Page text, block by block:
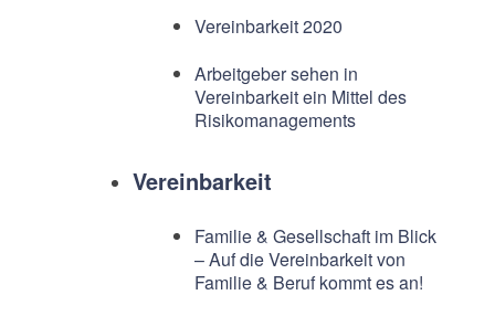
Vereinbarkeit 2020
Arbeitgeber sehen in
Vereinbarkeit ein Mittel des
Risikomanagements
Vereinbarkeit
Familie & Gesellschaft im Blick
– Auf die Vereinbarkeit von
Familie & Beruf kommt es an!